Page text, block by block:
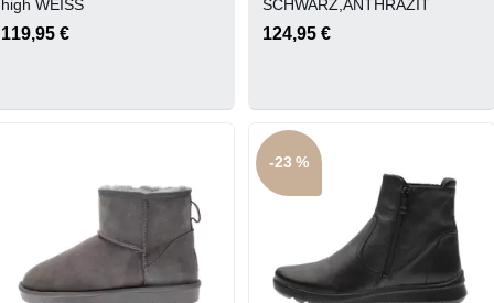
high WEISS
119,95 €
SCHWARZ,ANTHRAZIT
124,95 €
-23 %